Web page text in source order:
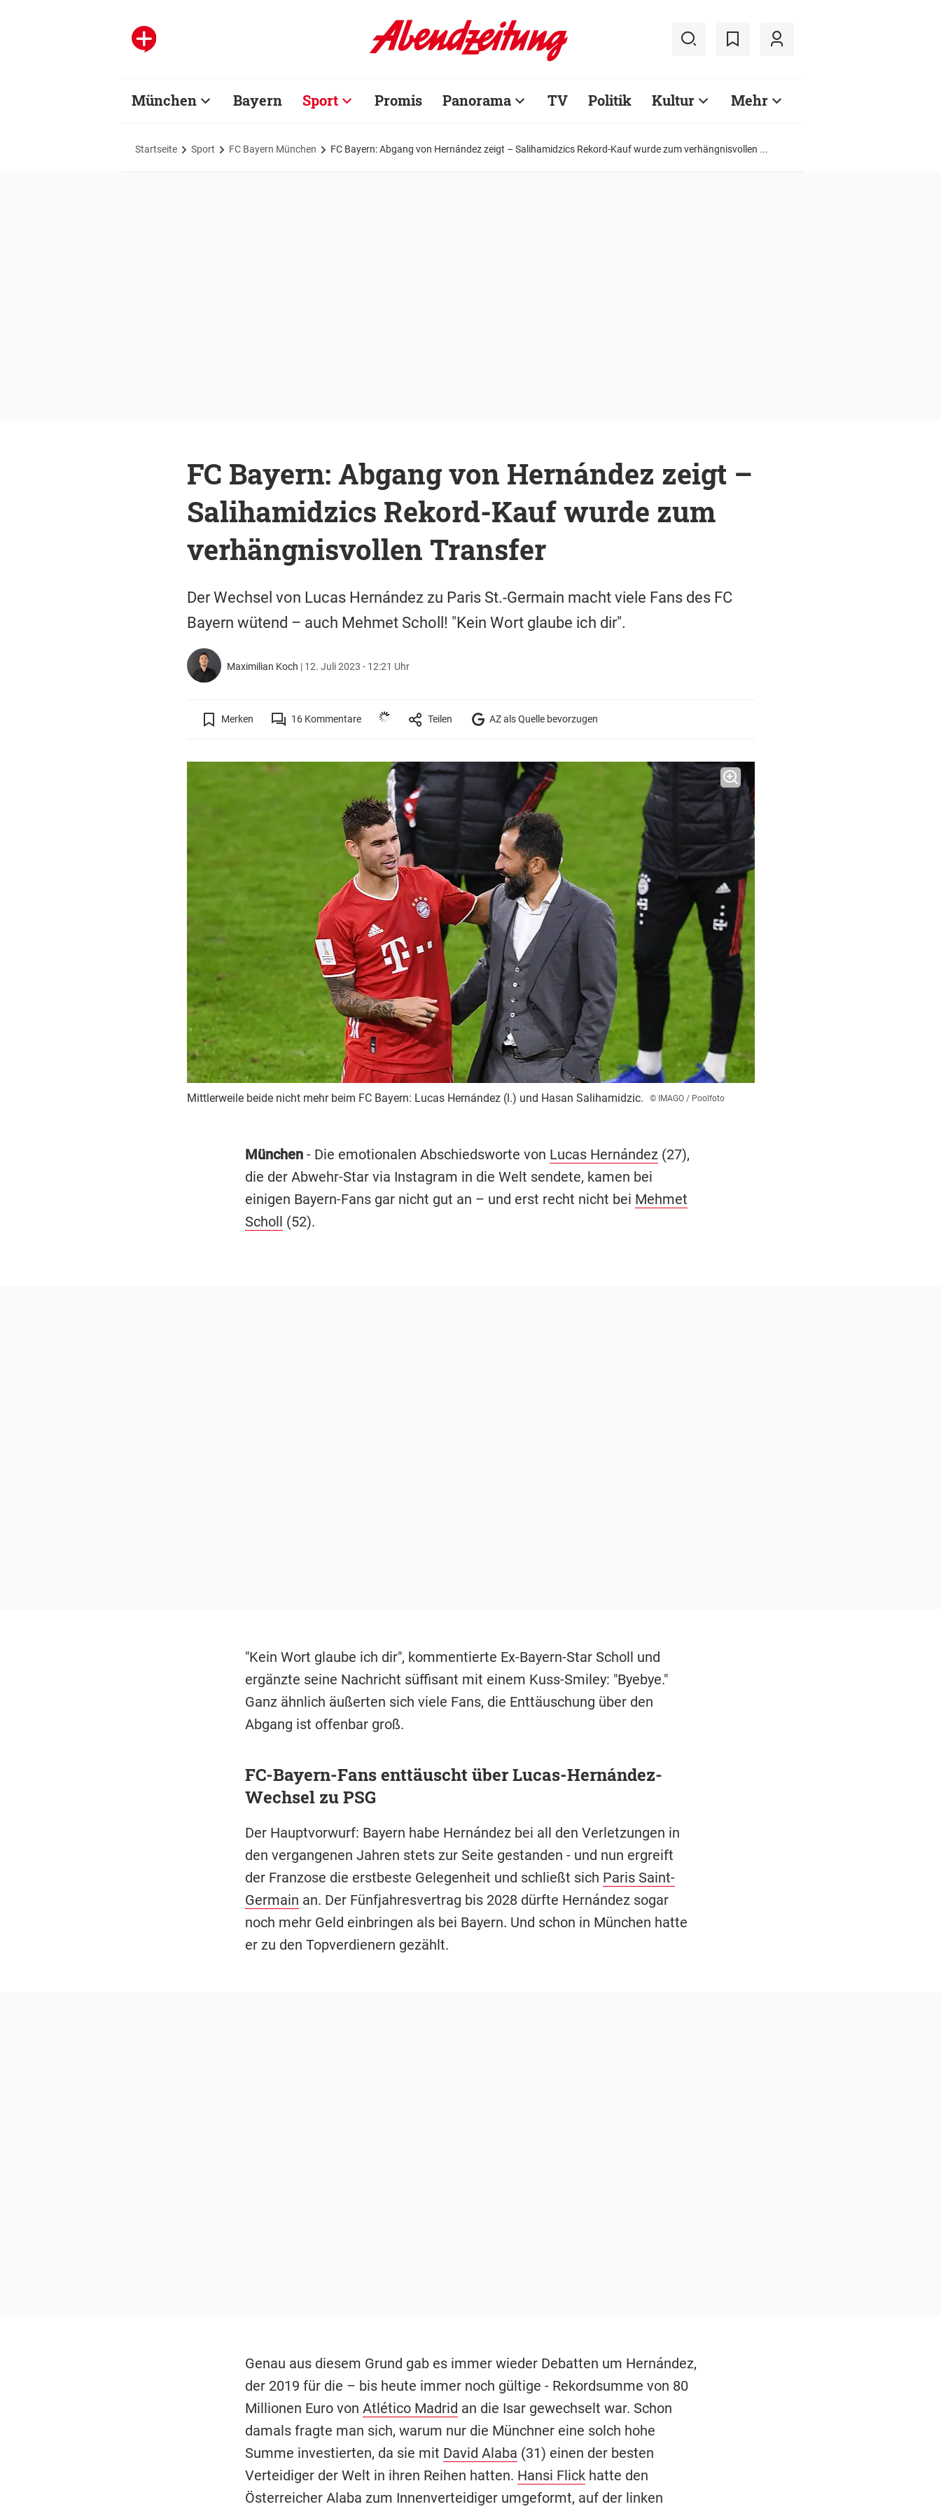
München Bayern Sport Promis Panorama TV Politik Kultur Mehr
Startseite Sport FC Bayern München FC Bayern: Abgang von Hernández zeigt – Salihamidzics Rekord-Kauf wurde zum verhängnisvollen ...
FC Bayern: Abgang von Hernández zeigt –
Salihamidzics Rekord-Kauf wurde zum
verhängnisvollen Transfer
Der Wechsel von Lucas Hernández zu Paris St.-Germain macht viele Fans des FC
Bayern wütend – auch Mehmet Scholl! "Kein Wort glaube ich dir".
Maximilian Koch | 12. Juli 2023 - 12:21 Uhr
Merken 16Kommentare Teilen AZ als Quelle bevorzugen
Mittlerweile beide nicht mehr beim FC Bayern: Lucas Hernández (l.) und Hasan Salihamidzic. © IMAGO / Poolfoto
München- Die emotionalen Abschiedsworte von Lucas Hernández(27),
die der Abwehr-Star via Instagram in die Welt sendete, kamen bei
einigen Bayern-Fans gar nicht gut an – und erst recht nicht bei Mehmet
Scholl (52).
"Kein Wort glaube ich dir", kommentierte Ex-Bayern-Star Scholl und
ergänzte seine Nachricht süffisant mit einem Kuss-Smiley: "Byebye."
Ganz ähnlich äußerten sich viele Fans, die Enttäuschung über den
Abgang ist offenbar groß.
FC-Bayern-Fans enttäuscht über Lucas-Hernández-
Wechsel zu PSG
Der Hauptvorwurf: Bayern habe Hernández bei all den Verletzungen in
den vergangenen Jahren stets zur Seite gestanden - und nun ergreift
der Franzose die erstbeste Gelegenheit und schließt sich Paris Saint-
Germain an. Der Fünfjahresvertrag bis 2028 dürfte Hernández sogar
noch mehr Geld einbringen als bei Bayern. Und schon in München hatte
er zu den Topverdienern gezählt.
Genau aus diesem Grund gab es immer wieder Debatten um Hernández,
der 2019 für die – bis heute immer noch gültige - Rekordsumme von 80
Millionen Euro von Atlético Madrid an die Isar gewechselt war. Schon
damals fragte man sich, warum nur die Münchner eine solch hohe
Summe investierten, da sie mit David Alaba (31) einen der besten
Verteidiger der Welt in ihren Reihen hatten. Hansi Flickhatte den
Österreicher Alaba zum Innenverteidiger umgeformt, auf der linken